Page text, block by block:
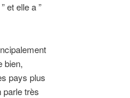
et elle a ”
bien,
pays plus
parle très